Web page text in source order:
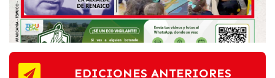
EDICIONES ANTERIORES